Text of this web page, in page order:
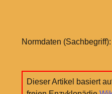
Normdaten (Sachbegriff):
Dieser Artikel basiert